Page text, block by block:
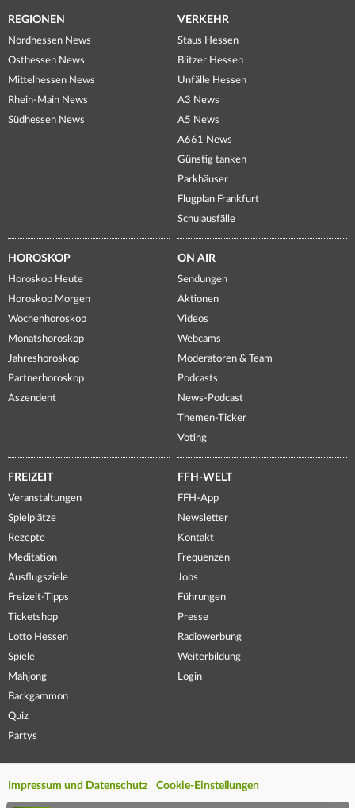
REGIONEN
Nordhessen News
Osthessen News
Mittelhessen News
Rhein-Main News
Südhessen News
VERKEHR
Staus Hessen
Blitzer Hessen
Unfälle Hessen
A3 News
A5 News
A661 News
Günstig tanken
Parkhäuser
Flugplan Frankfurt
Schulausfälle
HOROSKOP
Horoskop Heute
Horoskop Morgen
Wochenhoroskop
Monatshoroskop
Jahreshoroskop
Partnerhoroskop
Aszendent
ON AIR
Sendungen
Aktionen
Videos
Webcams
Moderatoren & Team
Podcasts
News-Podcast
Themen-Ticker
Voting
FREIZEIT
Veranstaltungen
Spielplätze
Rezepte
Meditation
Ausflugsziele
Freizeit-Tipps
Ticketshop
Lotto Hessen
Spiele
Mahjong
Backgammon
Quiz
Partys
FFH-WELT
FFH-App
Newsletter
Kontakt
Frequenzen
Jobs
Führungen
Presse
Radiowerbung
Weiterbildung
Login
Impressum und Datenschutz Cookie-Einstellungen